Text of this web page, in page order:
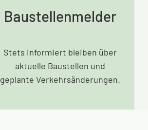
Baustellenmelder
Stets informiert bleiben über
aktuelle Baustellen und
geplante Verkehrsänderungen.